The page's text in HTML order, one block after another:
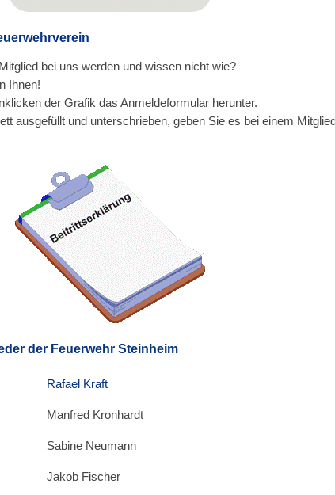
bei uns werden und wissen nicht wie?
Ihnen!
der Grafik das Anmeldeformular herunter.
ausgefüllt und unterschrieben, geben Sie es bei einem
der Feuerwehr Steinheim
Rafael Kraft
Manfred Kronhardt
Sabine Neumann
Jakob Fischer